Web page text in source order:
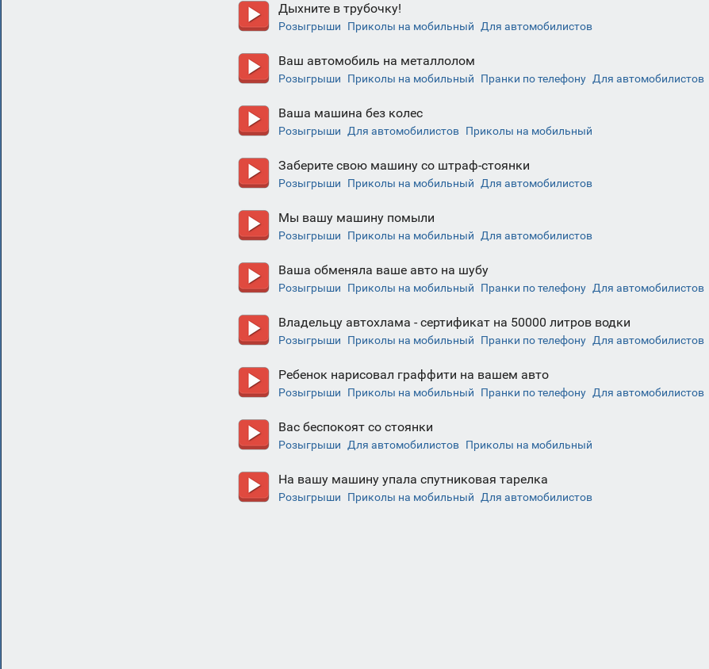
Дыхните в трубочку!
Розыгрыши Приколы на мобильный Для автомобилистов
Ваш автомобиль на металлолом
Розыгрыши Приколы на мобильный Пранки по телефону Для автомобилистов
Ваша машина без колес
Розыгрыши Для автомобилистов Приколы на мобильный
Заберите свою машину со штраф-стоянки
Розыгрыши Приколы на мобильный Для автомобилистов
Мы вашу машину помыли
Розыгрыши Приколы на мобильный Для автомобилистов
Ваша обменяла ваше авто на шубу
Розыгрыши Приколы на мобильный Пранки по телефону Для автомобилистов
Владельцу автохлама - сертификат на 50000 литров водки
Розыгрыши Приколы на мобильный Пранки по телефону Для автомобилистов
Ребенок нарисовал граффити на вашем авто
Розыгрыши Приколы на мобильный Пранки по телефону Для автомобилистов
Вас беспокоят со стоянки
Розыгрыши Для автомобилистов Приколы на мобильный
На вашу машину упала спутниковая тарелка
Розыгрыши Приколы на мобильный Для автомобилистов